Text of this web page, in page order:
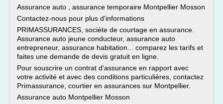
Assurance auto , assurance temporaire Montpellier Mosson
Contactez-nous pour plus d'informations
PRIMASSURANCES, sociéte de courtage en assurance.
Assurance auto jeune conducteur, assurance auto
entrepreneur, assurance habitation... comparez les tarifs et
faites une demande de devis gratuit en ligne.
Pour souscrire un contrat d'assurance en rapport avec
votre activité et avec des conditions particulières, contactez
Primassurance, courtier en assurances sur Montpellier.
Assurance auto Montpellier Mosson